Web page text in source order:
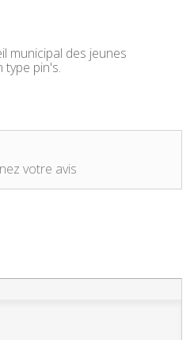
municipal des jeunes
type pin's.
votre avis